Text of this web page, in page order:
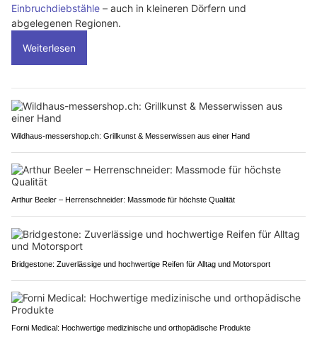
Einbruchdiebstähle – auch in kleineren Dörfern und
abgelegenen Regionen.
Weiterlesen
Wildhaus-messershop.ch: Grillkunst & Messerwissen aus einer Hand
Arthur Beeler – Herrenschneider: Massmode für höchste Qualität
Bridgestone: Zuverlässige und hochwertige Reifen für Alltag und Motorsport
Forni Medical: Hochwertige medizinische und orthopädische Produkte